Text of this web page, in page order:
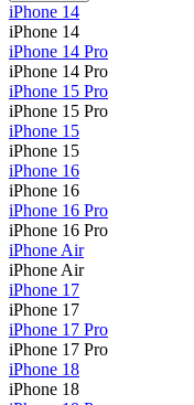
iPhone 14
iPhone 14
iPhone 14 Pro
iPhone 14 Pro
iPhone 15 Pro
iPhone 15 Pro
iPhone 15
iPhone 15
iPhone 16
iPhone 16
iPhone 16 Pro
iPhone 16 Pro
iPhone Air
iPhone Air
iPhone 17
iPhone 17
iPhone 17 Pro
iPhone 17 Pro
iPhone 18
iPhone 18